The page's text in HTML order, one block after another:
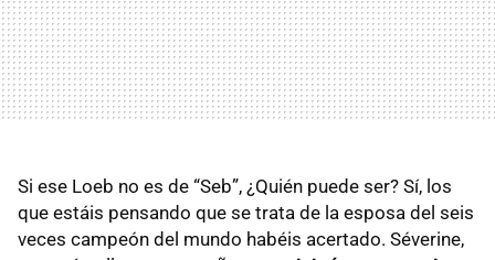
Si ese Loeb no es de “Seb”, ¿Quién puede ser? Sí, los
que estáis pensando que se trata de la esposa del seis
veces campeón del mundo habéis acertado. Séverine,